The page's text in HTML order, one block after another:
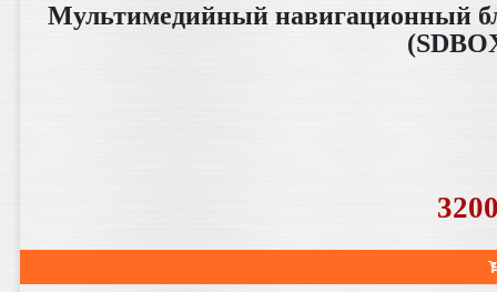
Мультимедийный навигационный